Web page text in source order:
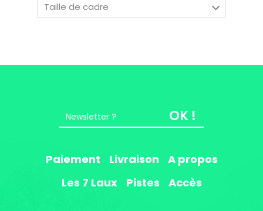
Taille de cadre
OK !
Paiement Livraison
A propos
Les 7 Laux
Pistes Accès
Chalets des sports